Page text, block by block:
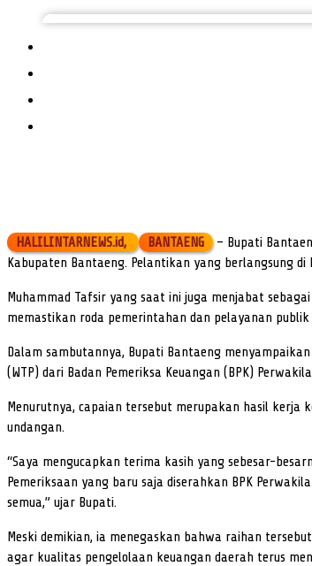
HALILINTARNEWS.id, BANTAENG – Bupati
Kabupaten Bantaeng. Pelantikan yang berlangsung
Muhammad Tafsir yang saat ini juga menjabat
memastikan roda pemerintahan dan pelayanan
Dalam sambutannya, Bupati Bantaeng
(WTP) dari Badan Pemeriksa Keuangan (BPK)
Menurutnya, capaian tersebut merupakan hasil
undangan.
“Saya mengucapkan terima kasih yang sebesar-
Pemeriksaan yang baru saja diserahkan BPK
semua,” ujar Bupati.
Meski demikian, ia menegaskan bahwa raihan
agar kualitas pengelolaan keuangan daerah terus